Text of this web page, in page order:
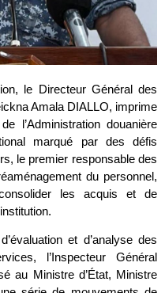
le Directeur Général des
Amala DIALLO, imprime
l’Administration douanière
marqué par des défis
le premier responsable des
du personnel,
les acquis et de
et d’analyse des
l’Inspecteur Général
au Ministre d’État, Ministre